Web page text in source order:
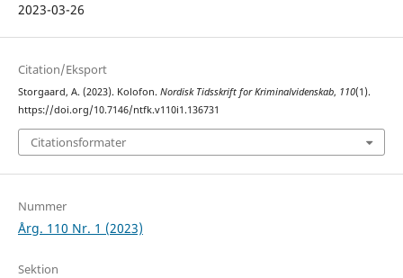
2023-03-26
Citation/Eksport
Storgaard, A. (2023). Kolofon. Nordisk Tidsskrift for Kriminalvidenskab, 110(1).
https://doi.org/10.7146/ntfk.v110i1.136731
Citationsformater
Nummer
Årg. 110 Nr. 1 (2023)
Sektion